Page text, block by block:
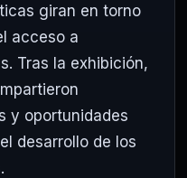
giran en torno
acceso a
Tras la exhibición,
y oportunidades
desarrollo de los